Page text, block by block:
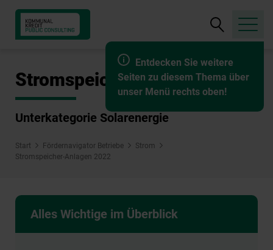
Entdecken Sie weitere
Seiten zu diesem Thema über
unser Menü rechts oben!
Suche
öffnen
Stromspeicher-Anlagen 2022
Unterkategorie Solarenergie
Start Fördernavigator Betriebe
Strom
Stromspeicher-Anlagen 2022
Alles Wichtige im Überblick